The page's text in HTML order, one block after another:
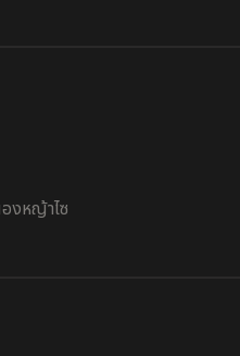
งหญ้าไซ